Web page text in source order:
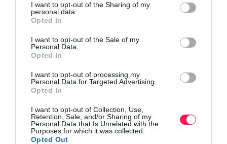
I want to opt-out of the Sharing of my
personal data.
Opted In
I want to opt-out of the Sale of my
Personal Data.
Opted In
I want to opt-out of processing my
Personal Data for Targeted Advertising.
Opted In
I want to opt-out of Collection, Use,
Retention, Sale, and/or Sharing of my
Personal Data that Is Unrelated with the
Purposes for which it was collected.
Opted Out
5o Sterea Run – 18ος Δρόμος του Επαμεινώνδα